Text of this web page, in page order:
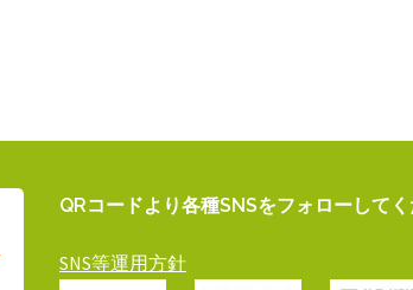
QRコードより各種SNSをフォローして
SNS等運用方針